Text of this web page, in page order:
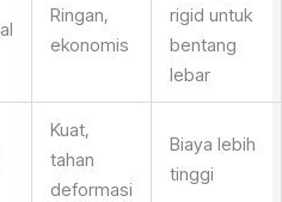
Ringan,
ekonomis
rigid untuk
bentang
lebar
Kuat,
tahan
deformasi
Biaya lebih
tinggi